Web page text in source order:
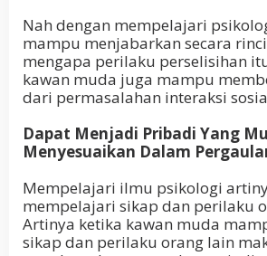
Nah dengan mempelajari
mampu menjabarkan secara
mengapa perilaku perselisihan
kawan muda juga mampu
dari permasalahan interaksi
Dapat Menjadi Pribadi Yang
Menyesuaikan Dalam
Mempelajari ilmu psikologi
mempelajari sikap dan perilaku
Artinya ketika kawan muda
sikap dan perilaku orang lain